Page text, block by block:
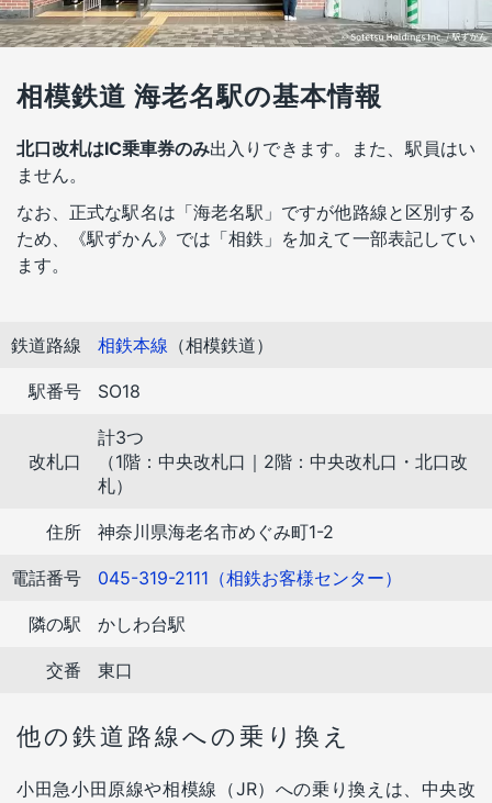
相模鉄道 海老名駅の基本情報
北口改札はIC乗車券のみ出入りできます。また、駅員はい
ません。
なお、正式な駅名は「海老名駅」ですが他路線と区別する
ため、《駅ずかん》では「相鉄」を加えて一部表記してい
ます。
鉄道路線 相鉄本線 （相模鉄道）
駅番号 SO18
改札口
計3つ
（1階：中央改札口｜2階：中央改札口・北口改
札）
住所 神奈川県海老名市めぐみ町1-2
電話番号 045-319-2111（相鉄お客様センター）
隣の駅 かしわ台駅
交番 東口
他の鉄道路線への乗り換え
小田急小田原線や相模線（JR）への乗り換えは、中央改